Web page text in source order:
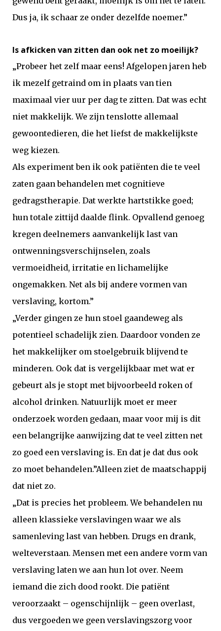
Dus ja, ik schaar ze onder dezelfde noemer.”
Is afkicken van zitten dan ook net zo moeilijk?
„Probeer het zelf maar eens! Afgelopen jaren heb
ik mezelf getraind om in plaats van tien
maximaal vier uur per dag te zitten. Dat was echt
niet makkelijk. We zijn tenslotte allemaal
gewoontedieren, die het liefst de makkelijkste
weg kiezen.
Als experiment ben ik ook patiënten die te veel
zaten gaan behandelen met cognitieve
gedragstherapie. Dat werkte hartstikke goed;
hun totale zittijd daalde flink. Opvallend genoeg
kregen deelnemers aanvankelijk last van
ontwenningsverschijnselen, zoals
vermoeidheid, irritatie en lichamelijke
ongemakken. Net als bij andere vormen van
verslaving, kortom.”
„Verder gingen ze hun stoel gaandeweg als
potentieel schadelijk zien. Daardoor vonden ze
het makkelijker om stoelgebruik blijvend te
minderen. Ook dat is vergelijkbaar met wat er
gebeurt als je stopt met bijvoorbeeld roken of
alcohol drinken. Natuurlijk moet er meer
onderzoek worden gedaan, maar voor mij is dit
een belangrijke aanwijzing dat te veel zitten net
zo goed een verslaving is. En dat je dat dus ook
zo moet behandelen.”Alleen ziet de maatschappij
dat niet zo.
„Dat is precies het probleem. We behandelen nu
alleen klassieke verslavingen waar we als
samenleving last van hebben. Drugs en drank,
welteverstaan. Mensen met een andere vorm van
verslaving laten we aan hun lot over. Neem
iemand die zich dood rookt. Die patiënt
veroorzaakt – ogenschijnlijk – geen overlast,
dus vergoeden we geen verslavingszorg voor